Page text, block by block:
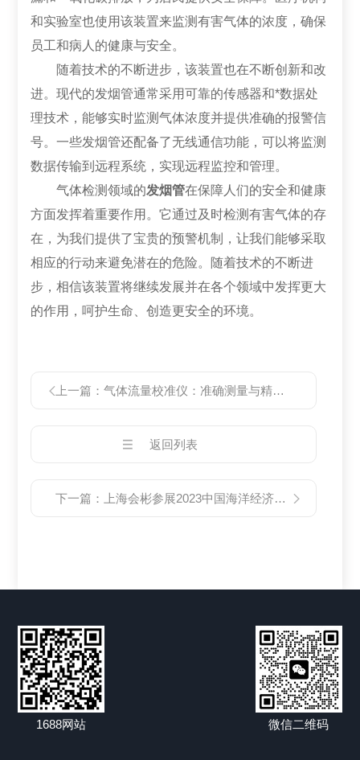
和实验室也使用该装置来监测有害气体的浓度，确保
员工和病人的健康与安全。
随着技术的不断进步，该装置也在不断创新和改
进。现代的发烟管通常采用可靠的传感器和*数据处
理技术，能够实时监测气体浓度并提供准确的报警信
号。一些发烟管还配备了无线通信功能，可以将监测
数据传输到远程系统，实现远程监控和管理。
气体检测领域的发烟管在保障人们的安全和健康
方面发挥着重要作用。它通过及时检测有害气体的存
在，为我们提供了宝贵的预警机制，让我们能够采取
相应的行动来避免潜在的危险。随着技术的不断进
步，相信该装置将继续发展并在各个领域中发挥更大
的作用，呵护生命、创造更安全的环境。
上一篇：气体流量校准仪：准确测量与精确校准的关键工具
返回列表
下一篇： 上海会彬参展2023中国海洋经济博览会
1688网站 微信二维码